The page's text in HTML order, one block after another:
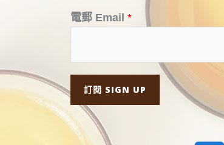
電郵 Email *
訂閱 SIGN UP